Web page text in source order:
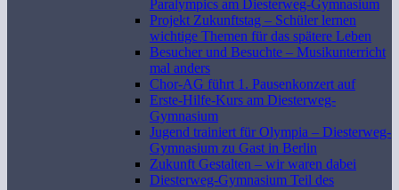
Paralympics am Diesterweg-Gymnasium
Projekt Zukunftstag – Schüler lernen
wichtige Themen für das spätere Leben
Besucher und Besuchte – Musikunterricht
mal anders
Chor-AG führt 1. Pausenkonzert auf
Erste-Hilfe-Kurs am Diesterweg-
Gymnasium
Jugend trainiert für Olympia – Diesterweg-
Gymnasium zu Gast in Berlin
Zukunft Gestalten – wir waren dabei
Diesterweg-Gymnasium Teil des